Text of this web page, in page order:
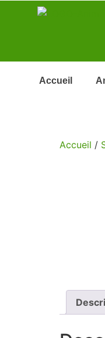
Accueil
Accueil /